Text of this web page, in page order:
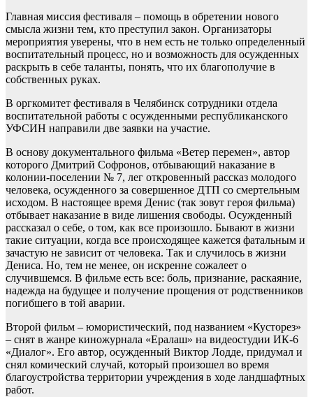
Главная миссия фестиваля – помощь в обретении нового
смысла жизни тем, кто преступил закон. Организаторы
мероприятия уверены, что в нем есть не только определенный
воспитательный процесс, но и возможность для осужденных
раскрыть в себе таланты, понять, что их благополучие в
собственных руках.
В оргкомитет фестиваля в Челябинск сотрудники отдела
воспитательной работы с осужденными республиканского
УФСИН направили две заявки на участие.
В основу документального фильма «Ветер перемен», автор
которого Дмитрий Софронов, отбывающий наказание в
колонии-поселении № 7, лег откровенный рассказ молодого
человека, осужденного за совершенное ДТП со смертельным
исходом. В настоящее время Денис (так зовут героя фильма)
отбывает наказание в виде лишения свободы. Осужденный
рассказал о себе, о том, как все произошло. Бывают в жизни
такие ситуации, когда все происходящее кажется фатальным и
зачастую не зависит от человека. Так и случилось в жизни
Дениса. Но, тем не менее, он искренне сожалеет о
случившемся. В фильме есть все: боль, признание, раскаяние,
надежда на будущее и получение прощения от родственников
погибшего в той аварии.
Второй фильм – юмористический, под названием «Кусторез»
– снят в жанре киножурнала «Ералаш» на видеостудии ИК-6
«Диалог». Его автор, осужденный Виктор Лодде, придумал и
снял комический случай, который произошел во время
благоустройства территории учреждения в ходе ландшафтных
работ.